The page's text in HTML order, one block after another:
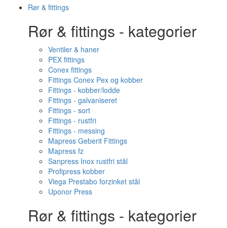
Rør & fittings
Rør & fittings - kategorier
Ventiler & haner
PEX fittings
Conex fittings
Fittings Conex Pex og kobber
Fittings - kobber/lodde
Fittings - galvaniseret
Fittings - sort
Fittings - rustfri
Fittings - messing
Mapress Geberit Fittings
Mapress fz
Sanpress Inox rustfri stål
Profipress kobber
Viega Prestabo forzinket stål
Uponor Press
Rør & fittings - kategorier